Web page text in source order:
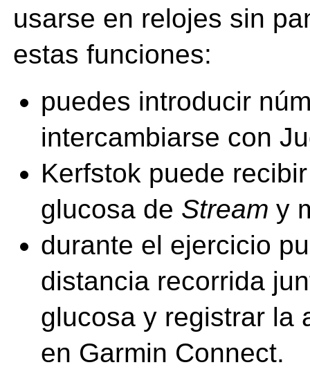
usarse en relojes sin
estas funciones:
puedes introducir
intercambiarse con
Kerfstok puede
glucosa de Stream y
durante el ejercicio
distancia recorrida
glucosa y registrar la
en Garmin Connect.